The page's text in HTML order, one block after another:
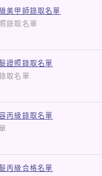
美甲師錄取名單
照錄取名單
證照錄取名單
錄取名單
丙級錄取名單
單
丙級合格名單